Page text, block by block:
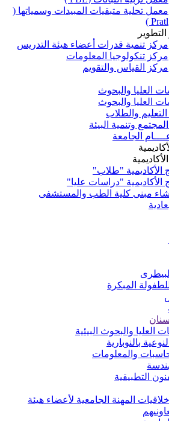
معمل تحلية متبقيات المبيدات وسمياتها (
Pratl )
مركز تنمية قدرات أعضاء هيئة التدريس
مركز تنكولوجيا المعلومات
مركز القياس والتقويم
العليا والبحوث
العليا والبحوث
والطلاب
وتنمية البيئة
الجامعة
الأكاديمية "طلاب"
الأكاديمية "دراسات عليا"
مبنى كلية الطب والمستشفى
المبكرة
العليا والبحوث البيئية
بالنوبارية
والمعلومات
التطبيقية
المهنة الجامعية لأعضاء هيئة